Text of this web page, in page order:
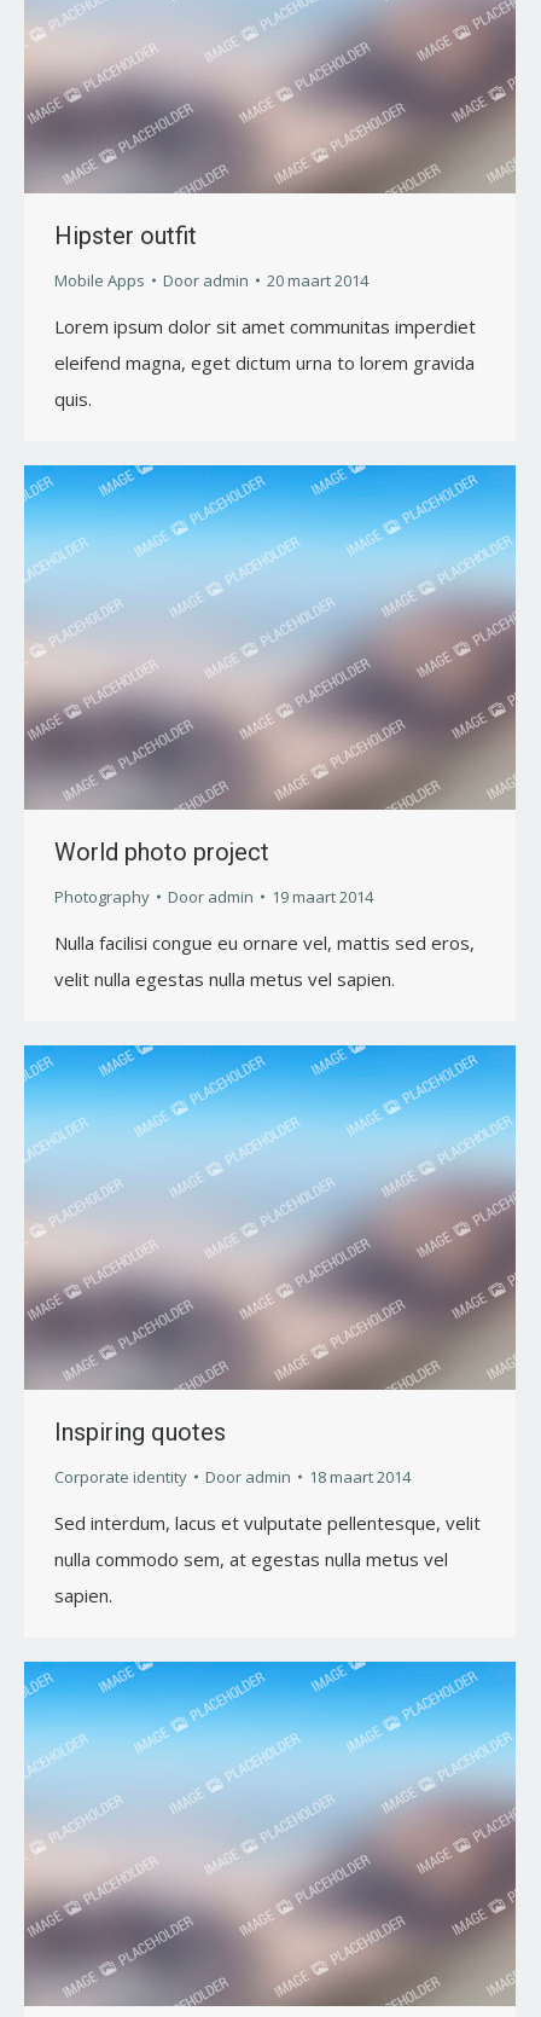
Hipster outfit
Mobile Apps Door admin 20 maart 2014
Lorem ipsum dolor sit amet communitas imperdiet
eleifend magna, eget dictum urna to lorem gravida
quis.
World photo project
Photography Door admin 19 maart 2014
Nulla facilisi congue eu ornare vel, mattis sed eros,
velit nulla egestas nulla metus vel sapien.
Inspiring quotes
Corporate identity Door admin 18 maart 2014
Sed interdum, lacus et vulputate pellentesque, velit
nulla commodo sem, at egestas nulla metus vel
sapien.